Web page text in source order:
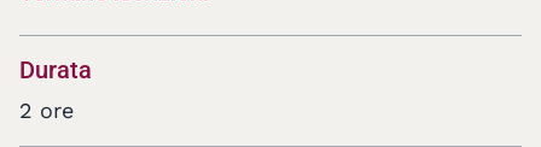
Durata
2 ore